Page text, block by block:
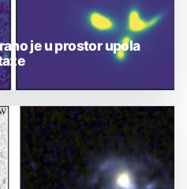
je u prostor upola